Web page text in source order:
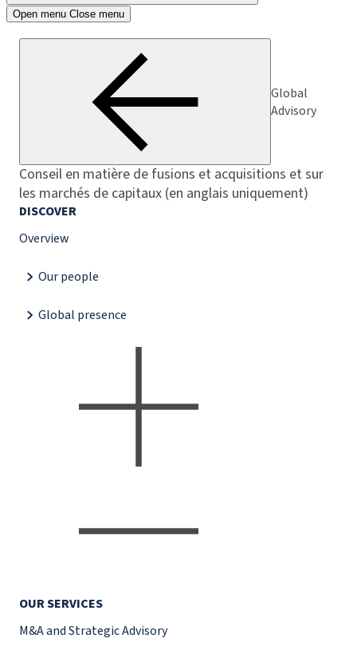
Open menu Close menu
Global
Advisory
Conseil en matière de fusions et acquisitions et sur
les marchés de capitaux (en anglais uniquement)
DISCOVER
Overview
Our people
Global presence
OUR SERVICES
M&A and Strategic Advisory